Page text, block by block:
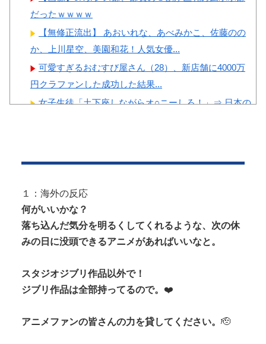
だったｗｗｗｗ
【無修正流出】 あおいれな、あべみかこ、佐藤のの
か、上川星空、美園和花！人気女優...
可愛すぎるおむすび屋さん（28）、新店舗に4000万
円クラファンした成功した結果...
女子生徒「土下座しながらオ○ニーしろ！」⇒ 日本の
られたら全力で拒否るｗｗｗｗｗｗ...
【エ□漫画】 エ●チでだらしなく変貌してしまったい
とこのお姉ちゃんにチン○ン搾り...
Powered by livedoor 相互RSS
１：海外の反応
何がいいかな？
落ち込んだ気分を明るくしてくれるような、次の休
みの日に没頭できるアニメがあればいいなと。
スタジオジブリ作品以外で！
ジブリ作品は全部持ってるので。 ❤️
アニメファンの皆さんの力を貸してください。 🫡